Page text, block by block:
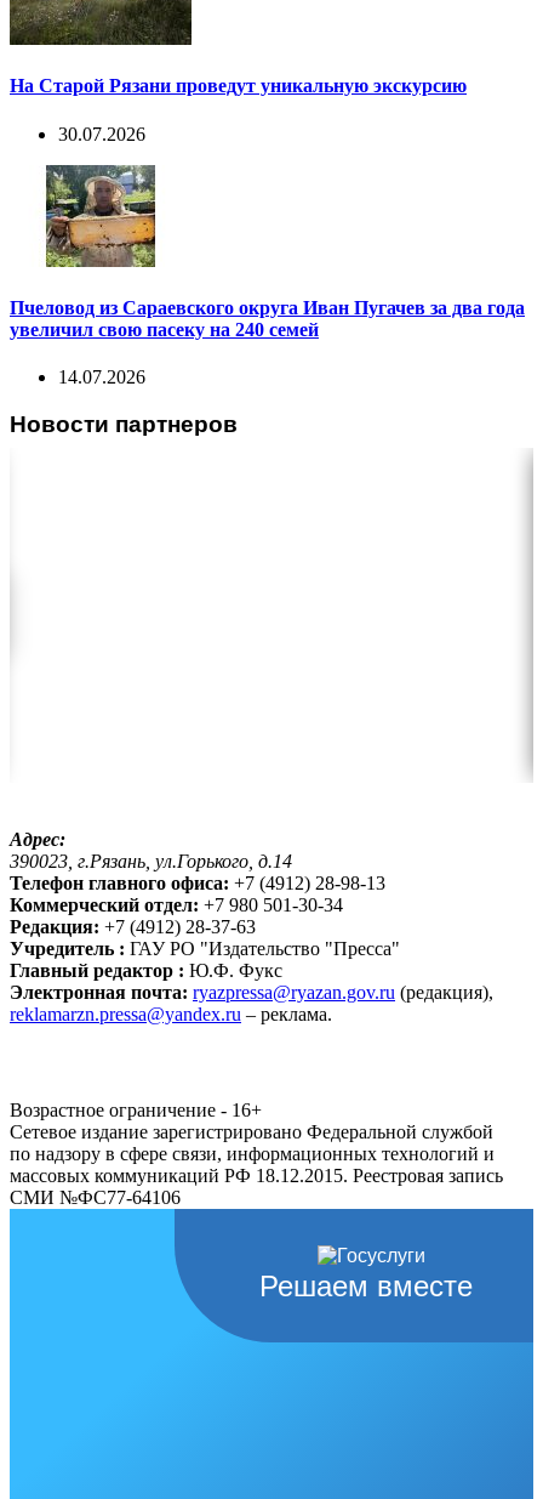
На Старой Рязани проведут уникальную экскурсию
30.07.2026
Пчеловод из Сараевского округа Иван Пугачев за два года
увеличил свою пасеку на 240 семей
14.07.2026
Новости партнеров
Адрес:
390023, г.Рязань, ул.Горького, д.14
Телефон главного офиса: +7 (4912) 28-98-13
Коммерческий отдел: +7 980 501-30-34
Редакция: +7 (4912) 28-37-63
Учредитель : ГАУ РО "Издательство "Пресса"
Главный редактор : Ю.Ф. Фукс
Электронная почта: ryazpressa@ryazan.gov.ru (редакция),
reklamarzn.pressa@yandex.ru – реклама.
Возрастное ограничение - 16+
Сетевое издание зарегистрировано Федеральной службой
по надзору в сфере связи, информационных технологий и
массовых коммуникаций РФ 18.12.2015. Реестровая запись
СМИ №ФС77-64106
Решаем вместе